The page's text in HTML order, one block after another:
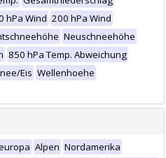
hPa Wind 200 hPa Wind
Neuschneehöhe
850 hPa Temp. Abweichung
Eis Wellenhoehe
Alpen Nordamerika